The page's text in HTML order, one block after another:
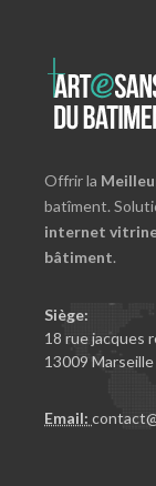
Offrir la
batîment.
internet
bâtiment.
Siège:
18 rue jacques
13009 Marseille
Email: